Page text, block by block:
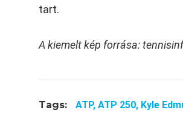
tart.
A kiemelt kép forrása:
Tags: ATP, ATP 250, Kyle